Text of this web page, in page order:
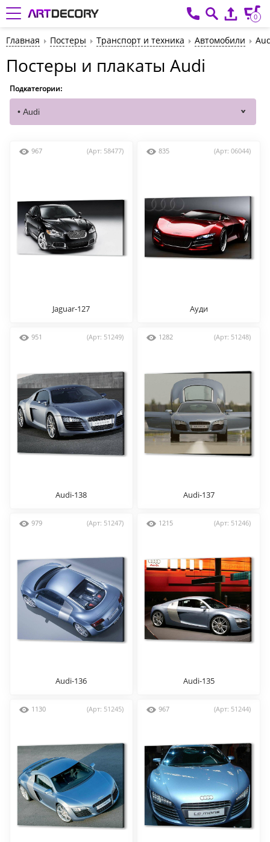
0
Главная Постеры Транспорт и техника Автомобили
Постеры и плакаты Audi
Подкатегории:
967 (Арт: 58477)
Jaguar-127
835 (Арт: 06044)
Ауди
951 (Арт: 51249)
Audi-138
1282 (Арт: 51248)
Audi-137
979 (Арт: 51247)
Audi-136
1215 (Арт: 51246)
Audi-135
1130 (Арт: 51245) 967 (Арт: 51244)